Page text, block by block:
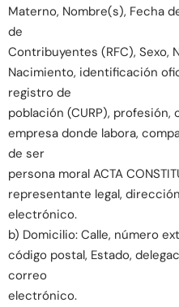
Materno, Nombre(s), Fecha
de
Contribuyentes (RFC), Sexo,
Nacimiento, identificación
registro de
población (CURP),
empresa donde labora,
de ser
persona moral ACTA
representante legal,
electrónico.
b) Domicilio: Calle, número
código postal, Estado,
correo
electrónico.